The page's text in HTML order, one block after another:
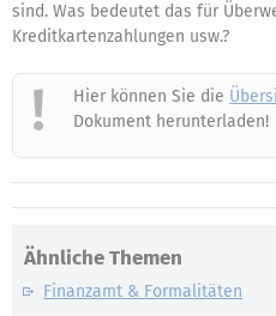
sind. Was bedeutet das für
Kreditkartenzahlungen usw.?
Hier können Sie die
Dokument herunterladen!
Ähnliche Themen
Finanzamt & Formalitäten